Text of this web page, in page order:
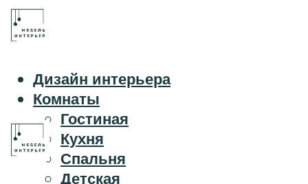
Дизайн интерьера
Комнаты
Гостиная
Кухня
Спальня
Детская